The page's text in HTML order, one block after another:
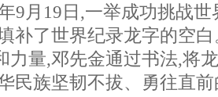
9月19日,一举成功挑战
补了世界纪录龙字的空
力量,邓先金通过书法,将
民族坚韧不拔、勇往直